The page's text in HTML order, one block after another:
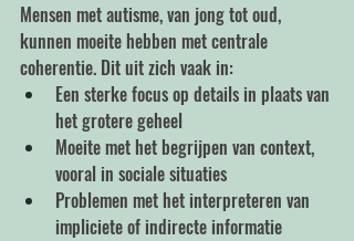
Mensen met autisme, van jong tot oud,
kunnen moeite hebben met centrale
coherentie. Dit uit zich vaak in:
Een sterke focus op details in plaats van
het grotere geheel
Moeite met het begrijpen van context,
vooral in sociale situaties
Problemen met het interpreteren van
impliciete of indirecte informatie